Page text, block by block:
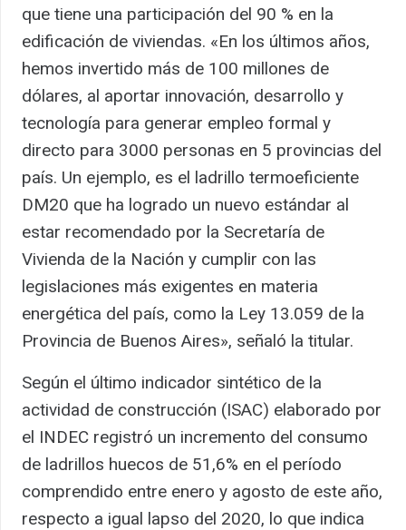
que tiene una participación del 90 % en la
edificación de viviendas. «En los últimos años,
hemos invertido más de 100 millones de
dólares, al aportar innovación, desarrollo y
tecnología para generar empleo formal y
directo para 3000 personas en 5 provincias del
país. Un ejemplo, es el ladrillo termoeficiente
DM20 que ha logrado un nuevo estándar al
estar recomendado por la Secretaría de
Vivienda de la Nación y cumplir con las
legislaciones más exigentes en materia
energética del país, como la Ley 13.059 de la
Provincia de Buenos Aires», señaló la titular.
Según el último indicador sintético de la
actividad de construcción (ISAC) elaborado por
el INDEC registró un incremento del consumo
de ladrillos huecos de 51,6% en el período
comprendido entre enero y agosto de este año,
respecto a igual lapso del 2020, lo que indica